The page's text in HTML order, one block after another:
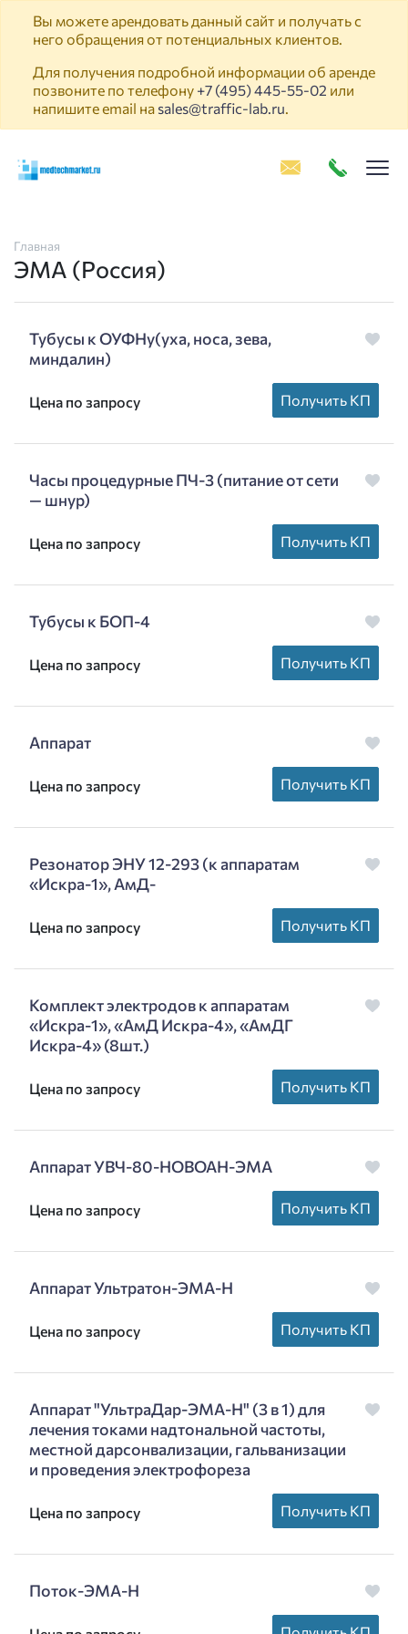
Вы можете арендовать данный сайт и получать с
него обращения от потенциальных клиентов.
Для получения подробной информации об аренде
позвоните по телефону +7 (495) 445-55-02 или
напишите email на sales@traffic-lab.ru.
Главная
ЭМА (Россия)
Тубусы к ОУФНу(уха, носа, зева,
миндалин)
Цена по запросу Получить КП
Часы процедурные ПЧ-3 (питание от сети
— шнур)
Цена по запросу Получить КП
Тубусы к БОП-4
Цена по запросу Получить КП
Аппарат
Цена по запросу Получить КП
Резонатор ЭНУ 12-293 (к аппаратам
«Искра-1», АмД-
Цена по запросу Получить КП
Комплект электродов к аппаратам
«Искра-1», «АмД Искра-4», «АмДГ
Искра-4» (8шт.)
Цена по запросу Получить КП
Аппарат УВЧ-80-НОВОАН-ЭМА
Цена по запросу Получить КП
Аппарат Ультратон-ЭМА-Н
Цена по запросу Получить КП
Аппарат "УльтраДар-ЭМА-Н" (3 в 1) для
лечения токами надтональной частоты,
местной дарсонвализации, гальванизации
и проведения электрофореза
Цена по запросу Получить КП
Поток-ЭМА-Н